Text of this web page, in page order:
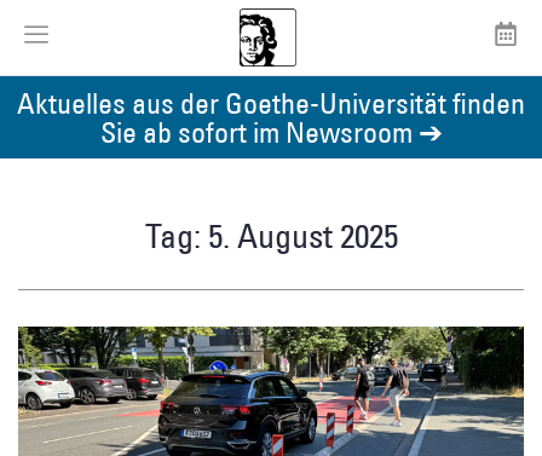
Aktuelles aus der Goethe-Universität finden
Sie ab sofort im Newsroom ➔
Tag: 5. August 2025